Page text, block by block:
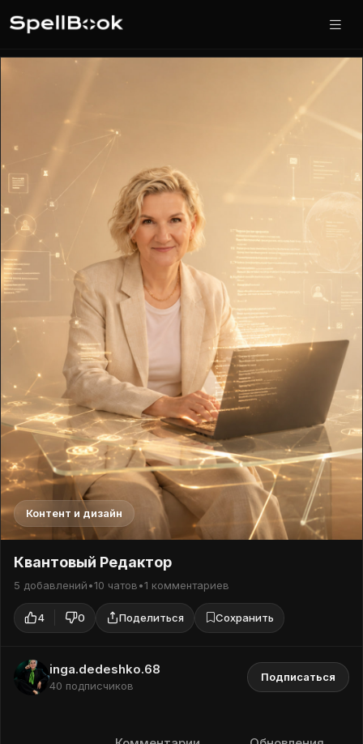
Контент и дизайн
Квантовый Редактор
5 добавлений•10 чатов•1 комментариев
4 0 Поделиться Сохранить
inga.dedeshko.68
40 подписчиков
Подписаться